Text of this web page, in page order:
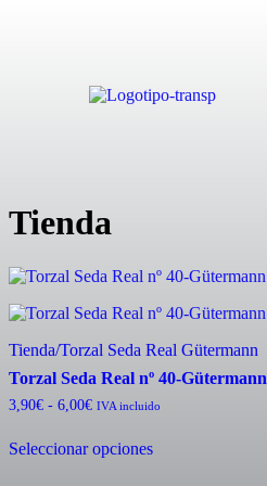
Tienda
Tienda/Torzal Seda Real Gütermann
Torzal Seda Real nº 40-Gütermann
3,90€ - 6,00€ IVA incluido
Seleccionar opciones